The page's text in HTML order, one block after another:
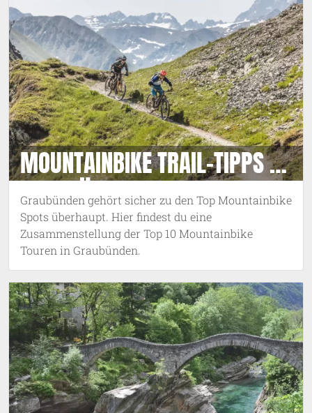
MOUNTAINBIKE TRAIL-TIPPS IN
GRAUBÜNDEN
Graubünden gehört sicher zu den Top Mountainbike
Spots überhaupt. Hier findest du eine
Zusammenstellung der Top 10 Mountainbike
Touren in Graubünden.